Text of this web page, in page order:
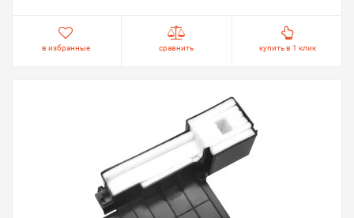
в избранные сравнить купить в 1 клик